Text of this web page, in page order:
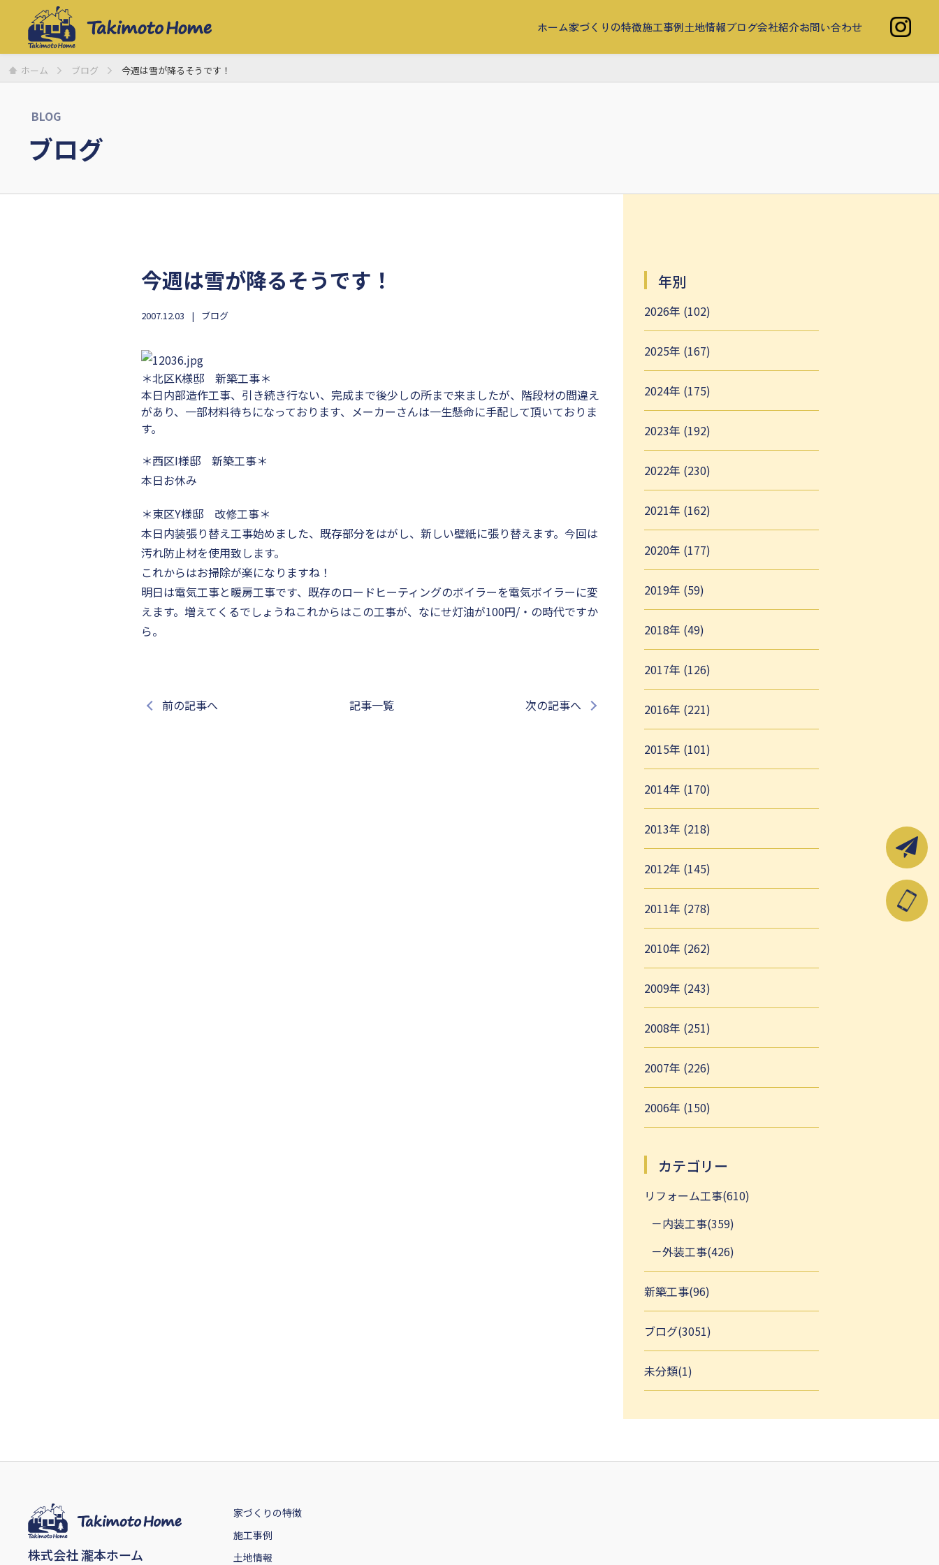
ホーム家づくりの特徴施工事例土地情報ブログ会社紹介お問い合わせ
ホーム ブログ 今週は雪が降るそうです！
BLOG
ブログ
今週は雪が降るそうです！
2007.12.03 ブログ
＊北区K様邸 新築工事＊
本日内部造作工事、引き続き行ない、完成まで後少しの所まで来ましたが、階段材の間違え
があり、一部材料待ちになっております、メーカーさんは一生懸命に手配して頂いておりま
す。
＊西区I様邸 新築工事＊
本日お休み
＊東区Y様邸 改修工事＊
本日内装張り替え工事始めました、既存部分をはがし、新しい壁紙に張り替えます。今回は
汚れ防止材を使用致します。
これからはお掃除が楽になりますね！
明日は電気工事と暖房工事です、既存のロードヒーティングのボイラーを電気ボイラーに変
えます。増えてくるでしょうねこれからはこの工事が、なにせ灯油が100円/・の時代ですか
ら。
前の記事へ 記事一覧 次の記事へ
年別
2026年 (102)
2025年 (167)
2024年 (175)
2023年 (192)
2022年 (230)
2021年 (162)
2020年 (177)
2019年 (59)
2018年 (49)
2017年 (126)
2016年 (221)
2015年 (101)
2014年 (170)
2013年 (218)
2012年 (145)
2011年 (278)
2010年 (262)
2009年 (243)
2008年 (251)
2007年 (226)
2006年 (150)
カテゴリー
リフォーム工事(610)
内装工事(359)
外装工事(426)
新築工事(96)
ブログ(3051)
未分類(1)
株式会社 瀧本ホーム
家づくりの特徴
施工事例
土地情報